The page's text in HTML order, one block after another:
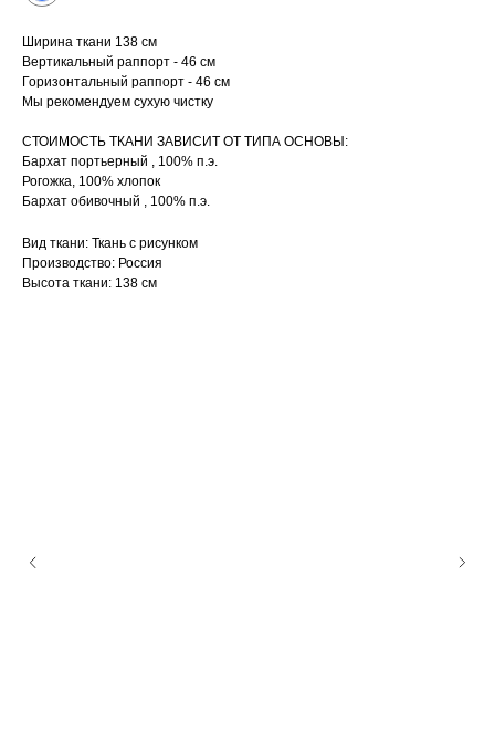
Ширина ткани 138 см
Вертикальный раппорт - 46 см
Горизонтальный раппорт - 46 см
Мы рекомендуем сухую чистку
СТОИМОСТЬ ТКАНИ ЗАВИСИТ ОТ ТИПА ОСНОВЫ:
Бархат портьерный , 100% п.э.
Рогожка, 100% хлопок
Бархат обивочный , 100% п.э.
Вид ткани: Ткань с рисунком
Производство: Россия
Высота ткани: 138 см